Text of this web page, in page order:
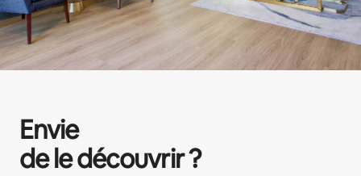
Envie
de le découvrir ?